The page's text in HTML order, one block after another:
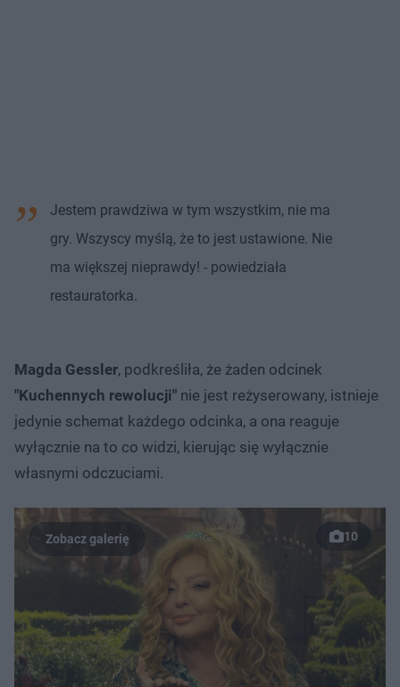
Jestem prawdziwa w tym wszystkim, nie ma
gry. Wszyscy myślą, że to jest ustawione. Nie
ma większej nieprawdy! - powiedziała
restauratorka.
Magda Gessler, podkreśliła, że żaden odcinek
"Kuchennych rewolucji" nie jest reżyserowany, istnieje
jedynie schemat każdego odcinka, a ona reaguje
wyłącznie na to co widzi, kierując się wyłącznie
własnymi odczuciami.
10